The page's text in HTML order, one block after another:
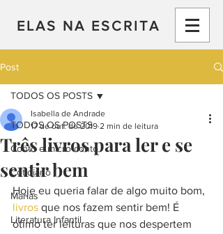
ELAS NA ESCRITA
Post
TODOS OS POSTS
Conto e micro-conto
Cotidiano
Marias
Literatura Infantil
TODOS OS POSTS
Três livros para ler e se
sentir bem
Isabella de Andrade
17 de out. de 2019 2 min de leitura
Hoje eu queria falar de algo muito bom,
livros que nos fazem sentir bem! É
ótimo ter leituras que nos despertem